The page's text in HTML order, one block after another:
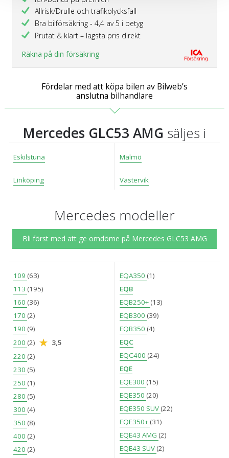
cookies och samtycker till att vi mäter och delar
information om din användning av webbplatsen med våra
partners. För att ändra vilka typer av cookies vi använder
inställningar för cookies.
Allrisk/Drulle och trafikolycksfall
Bra bilförsäkring - 4,4 av 5 i betyg
Prutat & klart – lägsta pris direkt
Räkna på din försäkring
Fördelar med att köpa bilen av Bilweb’s
anslutna bilhandlare
Mercedes GLC53 AMG säljes i
Eskilstuna
Linköping
Malmö
Västervik
Mercedes modeller
Bli först med att ge omdöme på Mercedes GLC53 AMG
109 (63)
113 (195)
160 (36)
170 (2)
190 (9)
200 (2)
3,5
220 (2)
230 (5)
250 (1)
280 (5)
300 (4)
350 (8)
400 (2)
420 (2)
EQA350 (1)
EQB
EQB250+ (13)
EQB300 (39)
EQB350 (4)
EQC
EQC400 (24)
EQE
EQE300 (15)
EQE350 (20)
EQE350 SUV (22)
EQE350+ (31)
EQE43 AMG (2)
EQE43 SUV (2)